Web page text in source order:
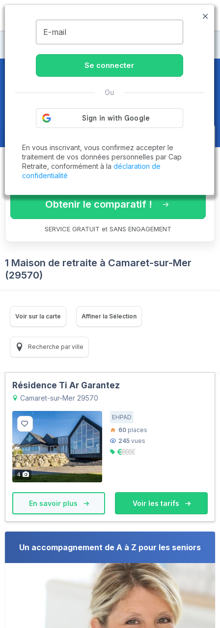
MENU
Maisons de retraite Finistère
Maisons de retraite et EHPAD
Camaret-sur-Mer (29570)
Obtenez le
comparatif des
établissementsadaptés à vos
critères en 3 minutes !
Obtenir le comparatif !
SERVICE GRATUIT et SANS ENGAGEMENT
1 Maison de retraite à Camaret-sur-Mer
(29570)
Voir sur la carte Affiner la Sélection
Recherche par ville
Résidence Ti Ar Garantez
Camaret-sur-Mer 29570
4
EHPAD
60 places
245 vues
En savoir plus Voir les tarifs
Un accompagnement de A à Z pour les seniors
E-mail
Se connecter
Ou
En vous inscrivant, vous confirmez accepter le
traitement de vos données personnelles par Cap
Retraite, conformément à la déclaration de
confidentialité